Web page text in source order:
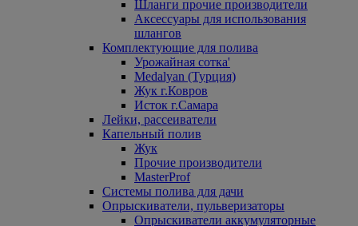
Шланги прочие производители
Аксессуары для использования
шлангов
Комплектующие для полива
Урожайная сотка'
Medalyan (Турция)
Жук г.Ковров
Исток г.Самара
Лейки, рассеиватели
Капельный полив
Жук
Прочие производители
MasterProf
Системы полива для дачи
Опрыскиватели, пульверизаторы
Опрыскиватели аккумуляторные